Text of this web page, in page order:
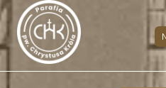
Przejdź
do
treści